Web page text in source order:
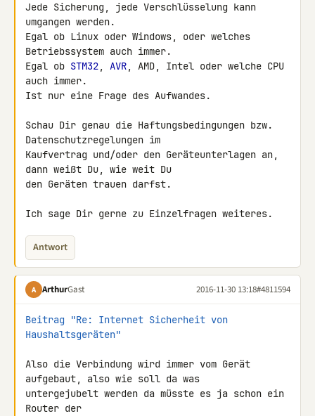
Jede Sicherung, jede Verschlüsselung kann
umgangen werden.
Egal ob Linux oder Windows, oder welches
Betriebssystem auch immer.
Egal ob STM32, AVR, AMD, Intel oder welche CPU
auch immer.
Ist nur eine Frage des Aufwandes.
Schau Dir genau die Haftungsbedingungen bzw.
Datenschutzregelungen im
Kaufvertrag und/oder den Geräteunterlagen an,
dann weißt Du, wie weit Du
den Geräten trauen darfst.
Ich sage Dir gerne zu Einzelfragen weiteres.
Antwort
A ArthurGast 2016-11-30 13:18#4811594
Beitrag "Re: Internet Sicherheit von
Haushaltsgeräten"
Also die Verbindung wird immer vom Gerät
aufgebaut, also wie soll da was
untergejubelt werden da müsste es ja schon ein
Router der